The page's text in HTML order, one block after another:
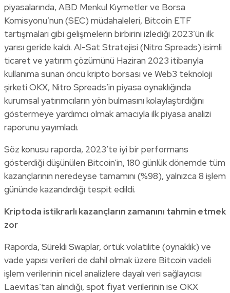
piyasalarında, ABD Menkul Kıymetler ve Borsa
Komisyonu’nun (SEC) müdahaleleri, Bitcoin ETF
tartışmaları gibi gelişmelerin birbirini izlediği 2023’ün ilk
yarısı geride kaldı. Al-Sat Stratejisi (Nitro Spreads) isimli
ticaret ve yatırım çözümünü Haziran 2023 itibarıyla
kullanıma sunan öncü kripto borsası ve Web3 teknoloji
şirketi OKX, Nitro Spreads’in piyasa oynaklığında
kurumsal yatırımcıların yön bulmasını kolaylaştırdığını
göstermeye yardımcı olmak amacıyla ilk piyasa analizi
raporunu yayımladı.
Söz konusu raporda, 2023’te iyi bir performans
gösterdiği düşünülen Bitcoin’in, 180 günlük dönemde tüm
kazançlarının neredeyse tamamını (%98), yalnızca 8 işlem
gününde kazandırdığı tespit edildi.
Kriptoda istikrarlı kazançların zamanını tahmin etmek
zor
Raporda, Sürekli Swaplar, örtük volatilite (oynaklık) ve
vade yapısı verileri de dahil olmak üzere Bitcoin vadeli
işlem verilerinin nicel analizlere dayalı veri sağlayıcısı
Laevitas’tan alındığı, spot fiyat verilerinin ise OKX